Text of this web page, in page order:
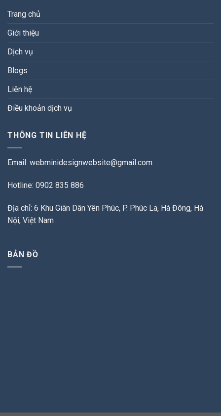
Trang chủ
Giới thiệu
Dịch vụ
Blogs
Liên hệ
Điều khoản dịch vụ
THÔNG TIN LIÊN HỆ
Email: webminidesignwebsite@gmail.com
Hotline: 0902 835 886
Địa chỉ: 6 Khu Giãn Dân Yên Phúc, P. Phúc La, Hà Đông, Hà
Nội, Việt Nam
BẢN ĐỒ